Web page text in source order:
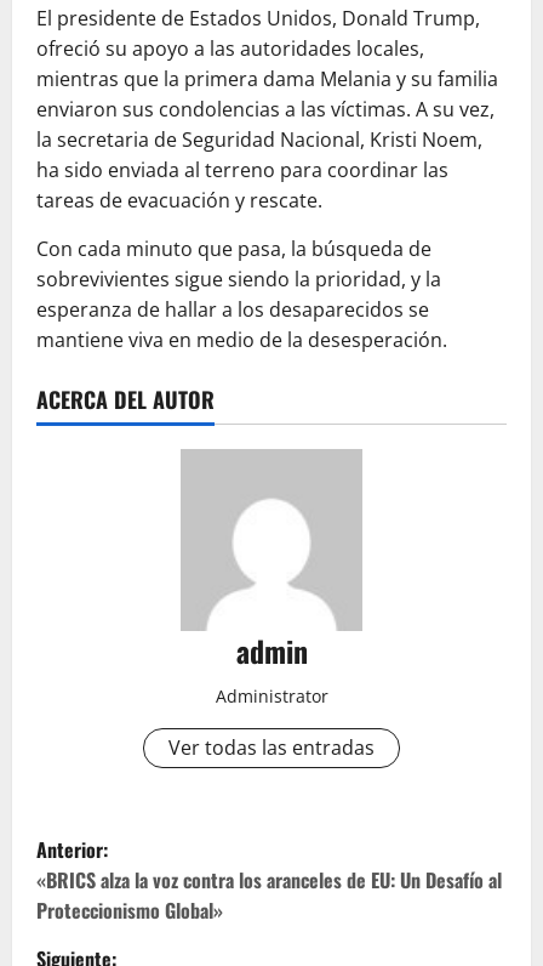
El presidente de Estados Unidos, Donald Trump,
ofreció su apoyo a las autoridades locales,
mientras que la primera dama Melania y su familia
enviaron sus condolencias a las víctimas. A su vez,
la secretaria de Seguridad Nacional, Kristi Noem,
ha sido enviada al terreno para coordinar las
tareas de evacuación y rescate.
Con cada minuto que pasa, la búsqueda de
sobrevivientes sigue siendo la prioridad, y la
esperanza de hallar a los desaparecidos se
mantiene viva en medio de la desesperación.
ACERCA DEL AUTOR
admin
Administrator
Ver todas las entradas
N
a
v
Anterior:
«BRICS alza la voz contra los aranceles de EU: Un Desafío al
Proteccionismo Global»
Siguiente: